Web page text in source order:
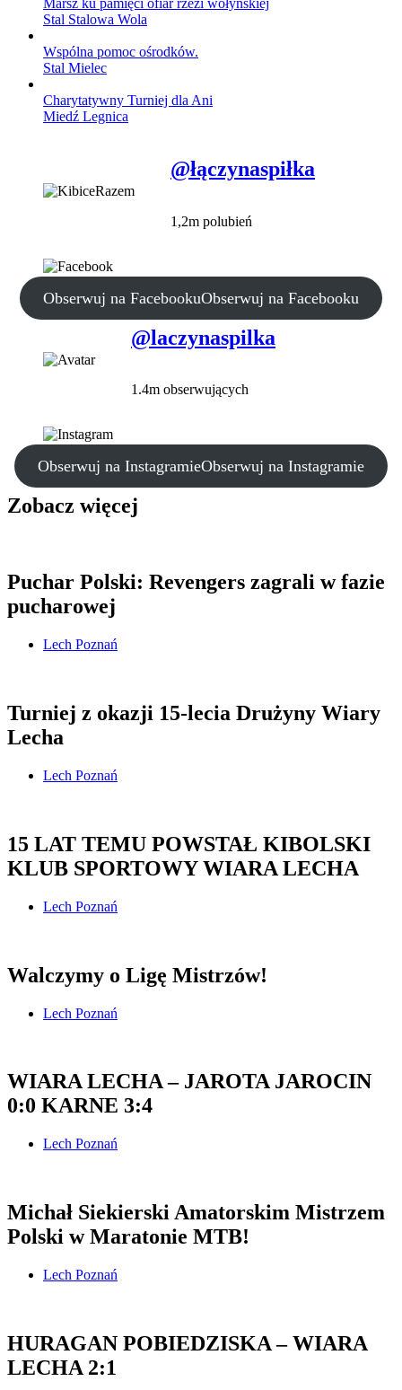
Stal Stalowa Wola
Wspólna pomoc ośrodków.
Stal Mielec
Charytatywny Turniej dla Ani
Miedź Legnica
@łączynaspiłka
1,2m polubień
Obserwuj na FacebookuObserwuj na Facebooku
@laczynaspilka
1.4m obserwujących
Obserwuj na InstagramieObserwuj na Instagramie
Zobacz więcej
Puchar Polski: Revengers zagrali w fazie
pucharowej
Lech Poznań
Turniej z okazji 15-lecia Drużyny Wiary
Lecha
Lech Poznań
15 LAT TEMU POWSTAŁ KIBOLSKI
KLUB SPORTOWY WIARA LECHA
Lech Poznań
Walczymy o Ligę Mistrzów!
Lech Poznań
WIARA LECHA – JAROTA JAROCIN
0:0 KARNE 3:4
Lech Poznań
Michał Siekierski Amatorskim Mistrzem
Polski w Maratonie MTB!
Lech Poznań
HURAGAN POBIEDZISKA – WIARA
LECHA 2:1